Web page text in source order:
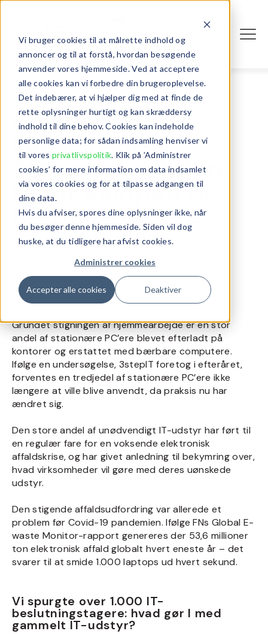
Vi bruger cookies til at målrette indhold og
annoncer og til at forstå, hvordan besøgende
anvender vores hjemmeside. Ved at acceptere
alle cookies kan vi forbedre din brugeroplevelse.
Det indebærer, at vi hjælper dig med at finde de
rette oplysninger hurtigt og kan skræddersy
indhold til dine behov. Cookies kan indeholde
personlige data; for sådan indsamling henviser vi
til vores privatlivspolitik. Klik på ’Administrer
cookies’ for mere information om data indsamlet
via vores cookies og for at tilpasse adgangen til
dine data.
Hvis du afviser, spores dine oplysninger ikke, når
du besøger denne hjemmeside. Siden vil dog
huske, at du tidligere har afvist cookies.
Administrer cookies
Accepter alle cookies Deaktiver
Covid-19
konsekvens:
Stationære PC’ere
taber kampen til
bærbare PC’ere
- april 08, 2021
Grundet stigningen af hjemmearbejde er en stor
andel af stationære PC’ere blevet efterladt på
kontorer og erstattet med bærbare computere.
Ifølge en undersøgelse, 3stepIT foretog i efteråret,
forventes en tredjedel af stationære PC’ere ikke
længere at ville blive anvendt, da praksis nu har
ændret sig.
Den store andel af unødvendigt IT-udstyr har ført til
en regulær fare for en voksende elektronisk
affaldskrise, og har givet anledning til bekymring over,
hvad virksomheder vil gøre med deres uønskede
udstyr.
Den stigende affaldsudfordring var allerede et
problem før Covid-19 pandemien. Ifølge FNs Global E-
waste Monitor-rapport genereres der 53,6 millioner
ton elektronisk affald globalt hvert eneste år – det
svarer til at smide 1.000 laptops ud hvert sekund.
Vi spurgte over 1.000 IT-
beslutningstagere: hvad gør I med
gammelt IT-udstyr?